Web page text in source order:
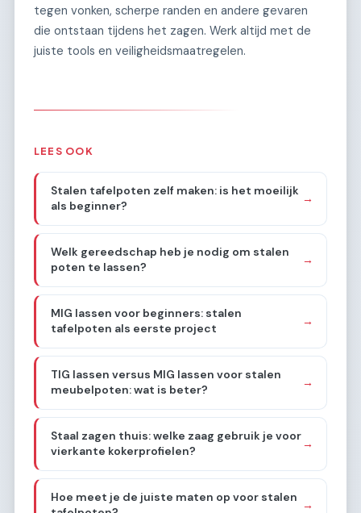
tegen vonken, scherpe randen en andere gevaren
die ontstaan tijdens het zagen. Werk altijd met de
juiste tools en veiligheidsmaatregelen.
LEES OOK
Stalen tafelpoten zelf maken: is het moeilijk
als beginner?
→
Welk gereedschap heb je nodig om stalen
poten te lassen?
→
MIG lassen voor beginners: stalen
tafelpoten als eerste project
→
TIG lassen versus MIG lassen voor stalen
meubelpoten: wat is beter?
→
Staal zagen thuis: welke zaag gebruik je voor
vierkante kokerprofielen?
→
Hoe meet je de juiste maten op voor stalen
→